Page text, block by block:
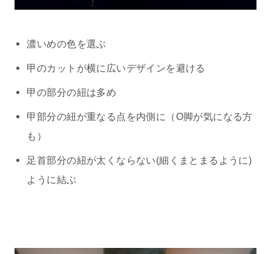
濃いめの色を選ぶ
甲のカットが横に広いデザインを避ける
甲の部分の紐は多め
甲部分の紐が重なる点を内側に（O脚が気になる方
も）
足首部分の紐が太くならない(細くまとまるように)
ように結ぶ